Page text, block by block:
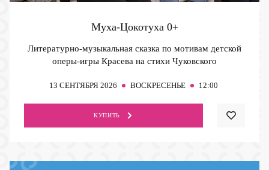
Муха-Цокотуха 0+
Литературно-музыкальная сказка по мотивам детской
оперы-игры Красева на стихи Чуковского
13 СЕНТЯБРЯ 2026 ВОСКРЕСЕНЬЕ 12:00
КУПИТЬ